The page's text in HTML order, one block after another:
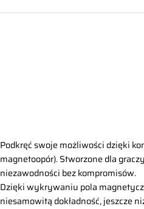
Podkręć swoje możliwości dzięki
magnetoopór). Stworzone dla
niezawodności bez kompromisów.
Dzięki wykrywaniu pola
niesamowitą dokładność, jeszcze